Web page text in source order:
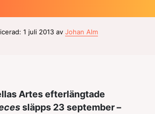
1 juli 2013 av Johan Alm
Artes efterlängtade
släpps 23 september –